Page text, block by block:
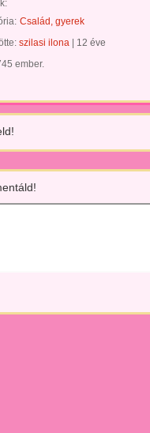
Család, gyerek
szilasi ilona
12 éve
ember.